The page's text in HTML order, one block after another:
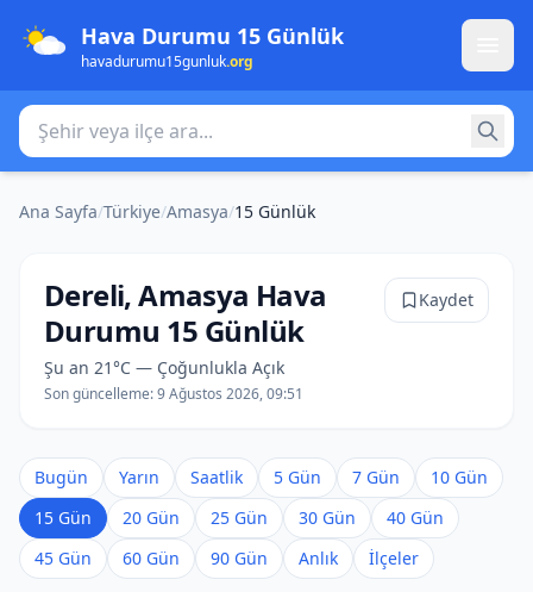
Hava Durumu 15 Günlük
havadurumu15gunluk.org
Şehir veya ilçe ara
Ana Sayfa/Türkiye/Amasya/15 Günlük
Dereli, Amasya Hava
Durumu 15 Günlük
Şu an 21°C — Çoğunlukla Açık
Son güncelleme:9 Ağustos 2026, 09:51
Kaydet
Bugün Yarın Saatlik 5 Gün 7 Gün
10 Gün
15 Gün
20 Gün 25 Gün 30 Gün
40 Gün
45 Gün
60 Gün 90 Gün Anlık İlçeler